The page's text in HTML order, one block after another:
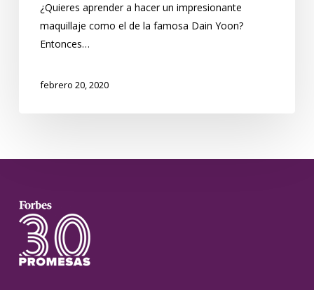
¿Quieres aprender a hacer un impresionante
maquillaje como el de la famosa Dain Yoon?
Entonces…
febrero 20, 2020